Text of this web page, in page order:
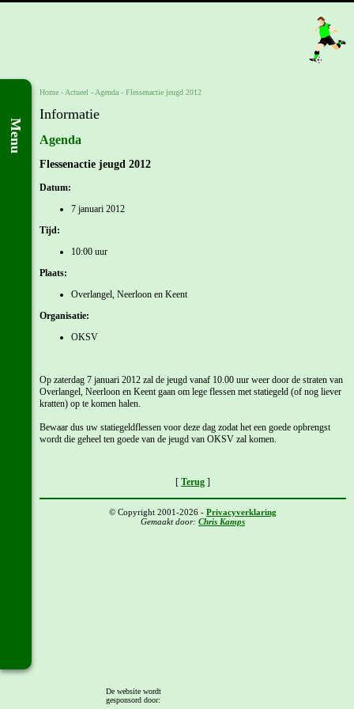
Menu
Home - Actueel - Agenda - Flessenactie jeugd 2012
Informatie
Agenda
Flessenactie jeugd 2012
Datum:
7 januari 2012
Tijd:
10:00 uur
Plaats:
Overlangel, Neerloon en Keent
Organisatie:
OKSV
Op zaterdag 7 januari 2012 zal de jeugd vanaf 10.00 uur weer door de straten van
Overlangel, Neerloon en Keent gaan om lege flessen met statiegeld (of nog liever
kratten) op te komen halen.
Bewaar dus uw statiegeldflessen voor deze dag zodat het een goede opbrengst
wordt die geheel ten goede van de jeugd van OKSV zal komen.
[ Terug ]
© Copyright 2001-2026 - Privacyverklaring
Gemaakt door: Chris Kamps
De website wordt
gesponsord door: